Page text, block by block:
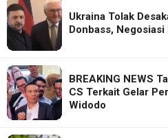
Ukraina Tolak
Donbass,
BREAKING NEWS
CS Terkait Gelar
Widodo